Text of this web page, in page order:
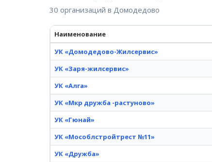
30 организаций в Домодедово
Наименование
УК «Домодедово-Жилсервис»
УК «Заря-жилсервис»
УК «Алга»
УК «Мкр дружба -растуново»
УК «Гюнай»
УК «Мособлстройтрест №11»
УК «Дружба»